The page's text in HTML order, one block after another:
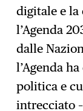
digitale e la
l’Agenda
dalle
l’Agenda
politica e
intrecciato